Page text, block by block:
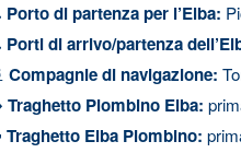
Porto di partenza per l’Elba:
Porti di arrivo/partenza
Compagnie di navigazione:
Traghetto Piombino Elba:
Traghetto Elba Piombino: